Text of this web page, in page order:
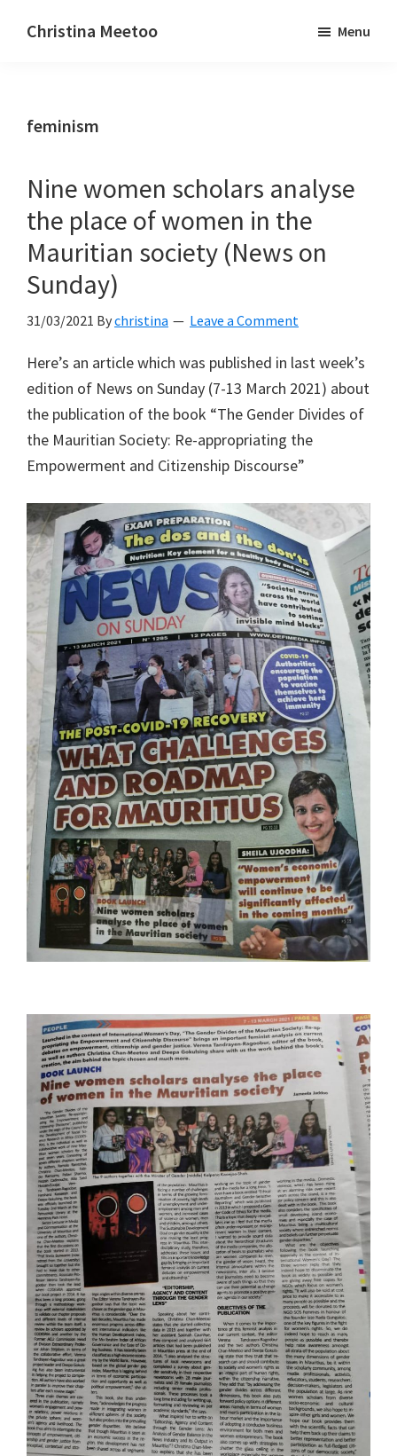
Christina Meetoo
and
Menu
feminism
Nine women scholars analyse
the place of women in the
Mauritian society (News on
Sunday)
31/03/2021 Bychristina Leave a Comment
Here’s an article which was published in last week’s
edition of News on Sunday (7-13 March 2021) about
the publication of the book “The Gender Divides of
the Mauritian Society: Re-appropriating the
Empowerment and Citizenship Discourse”